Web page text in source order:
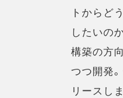
トからど
したいの
構築の方
つつ開発
リースし